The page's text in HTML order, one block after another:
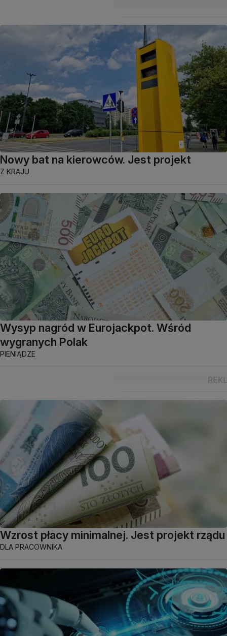
Nowy bat na kierowców. Jest projekt
Z KRAJU
Wysyp nagród w Eurojackpot. Wśród
wygranych Polak
PIENIĄDZE
Wzrost płacy minimalnej. Jest projekt rządu
DLA PRACOWNIKA